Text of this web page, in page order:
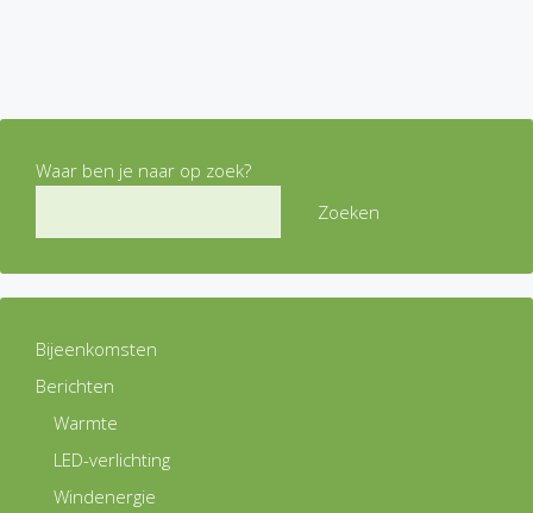
Waar ben je naar op zoek?
Zoeken
Bijeenkomsten
Berichten
Warmte
LED-verlichting
Windenergie